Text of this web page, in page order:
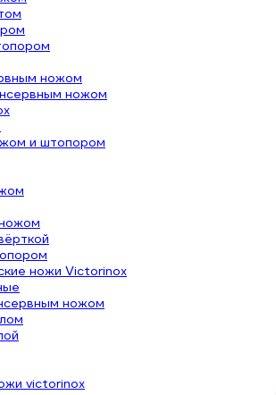
ножом
ножом
и штопором
ножи Victorinox
ножом
victorinox